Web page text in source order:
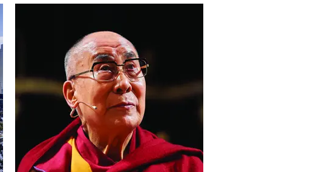
partagé entre son cabinet de consultation – il
traditionnel avec des éléments d’iconographie
bouddhiste, où l’homme anime des groupes de
méditation (...)
Article intégral issu de Sagesses Bouddhistes
Le Mag n°9.